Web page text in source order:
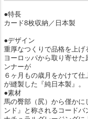
●特長
カード8枚収納／日本製
●デザイン
重厚なつくりで品格を上げ
ヨーロッパから取り寄せ
ンナーが
６ヶ月もの歳月をかけて
が縫製した『純日本製』。
●素材
馬の臀部（尻）から僅か
ンド』と称されるコードバ